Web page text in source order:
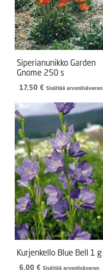
Siperianunikko Garden
Gnome 250 s
17,50 € Sisältää arvonlisäveron
Kurjenkello Blue Bell 1 g
6,00 € Sisältää arvonlisäveron